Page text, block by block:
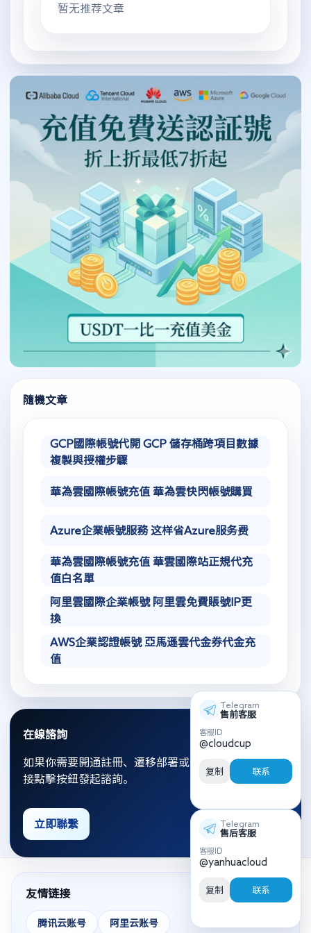
暂无推荐文章
隨機文章
GCP國際帳號代開 GCP 儲存桶跨項目數據
複製與授權步驟
華為雲國際帳號充值 華為雲快閃帳號購買
Azure企業帳號服務 这样省Azure服务费
華為雲國際帳號充值 華雲國際站正規代充
值白名單
阿里雲國際企業帳號 阿里雲免費賬號IP更
換
AWS企業認證帳號 亞馬遜雲代金券代金充
值
在線諮詢
如果你需要開通註冊、遷移部署或資源優化，可以直
接點擊按鈕發起諮詢。
立即聯繫
友情链接
腾讯云账号 阿里云账号
Telegram
售前客服
客服ID
@cloudcup
复制 联系
Telegram
售后客服
客服ID
@yanhuacloud
复制 联系